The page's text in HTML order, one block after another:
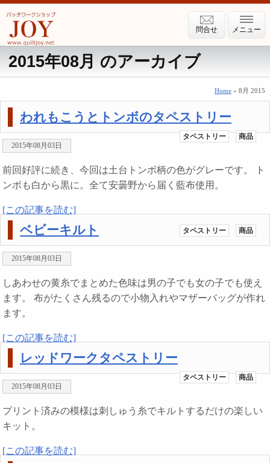
メニュー
問合せ
2015年08月 のアーカイブ
Home » 8月 2015
われもこうとトンボのタペストリー
タペストリー
商品
2015年08月03日
前回好評に続き、今回は土台トンボ柄の色がグレーです。 ト
ンボも白から黒に。全て安曇野から届く藍布使用。
[この記事を読む]
ベビーキルト タペストリー 商品
2015年08月03日
しあわせの黄糸でまとめた色味は男の子でも女の子でも使え
ます。 布がたくさん残るので小物入れやマザーバッグが作れ
ます。
[この記事を読む]
レッドワークタペストリー
タペストリー
商品
2015年08月03日
プリント済みの模様は刺しゅう糸でキルトするだけの楽しい
キット。
[この記事を読む]